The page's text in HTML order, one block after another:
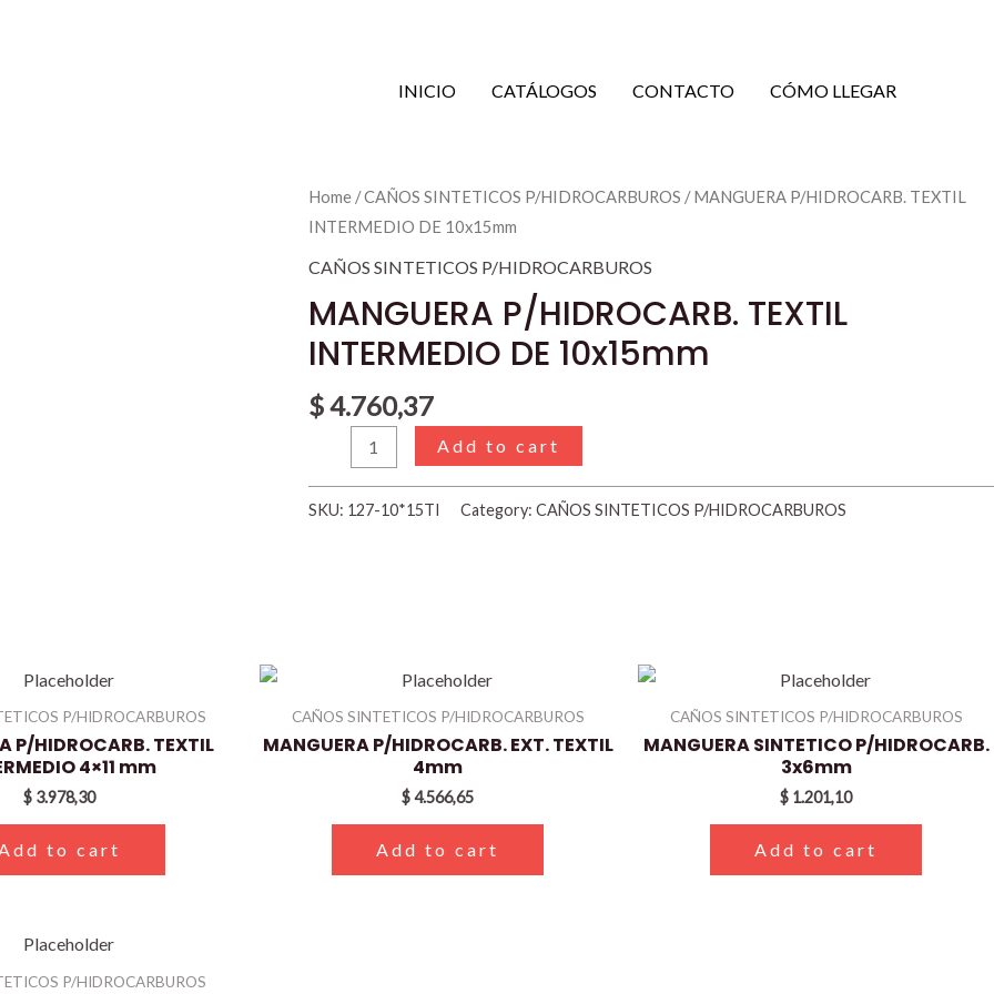
INICIO CATÁLOGOS CONTACTO CÓMO LLEGAR
Home/CAÑOS SINTETICOS P/HIDROCARBUROS / MANGUERA P/HIDROCARB. TEXTIL
INTERMEDIO DE 10x15mm
CAÑOS SINTETICOS P/HIDROCARBUROS
MANGUERA P/HIDROCARB. TEXTIL
INTERMEDIO DE 10x15mm
$4.760,37
MANGUERA
P/HIDROCARB.
TEXTIL
DE
10x15mm
Add to cart
SKU: 127-10*15TI Category: CAÑOS SINTETICOS P/HIDROCARBUROS
P/HIDROCARBUROS
P/HIDROCARB. TEXTIL
4×11 mm
$ 3.978,30
to cart
CAÑOS SINTETICOS P/HIDROCARBUROS
MANGUERA P/HIDROCARB. EXT. TEXTIL
4mm
$4.566,65
Add to cart
CAÑOS SINTETICOS P/HIDROCARBUROS
MANGUERA SINTETICO P/HIDROCARB.
3x6mm
$ 1.201,10
Add to cart
P/HIDROCARBUROS